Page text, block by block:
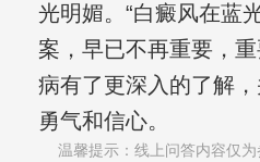
光明媚。“白癜风在蓝
案，早已不再重要，
病有了更深入的了解
勇气和信心。
温馨提示：线上问答内容仅